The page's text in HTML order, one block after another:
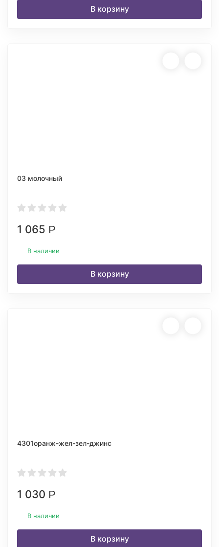
В корзину
03 молочный
1 065 Р
В наличии
В корзину
4301оранж-жел-зел-джинс
1 030 Р
В наличии
В корзину